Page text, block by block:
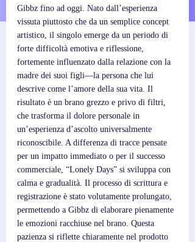
Gibbz fino ad oggi. Nato dall’esperienza
vissuta piuttosto che da un semplice concept
artistico, il singolo emerge da un periodo di
forte difficoltà emotiva e riflessione,
fortemente influenzato dalla relazione con la
madre dei suoi figli—la persona che lui
descrive come l’amore della sua vita. Il
risultato è un brano grezzo e privo di filtri,
che trasforma il dolore personale in
un’esperienza d’ascolto universalmente
riconoscibile. A differenza di tracce pensate
per un impatto immediato o per il successo
commerciale, “Lonely Days” si sviluppa con
calma e gradualità. Il processo di scrittura e
registrazione è stato volutamente prolungato,
permettendo a Gibbz di elaborare pienamente
le emozioni racchiuse nel brano. Questa
pazienza si riflette chiaramente nel prodotto